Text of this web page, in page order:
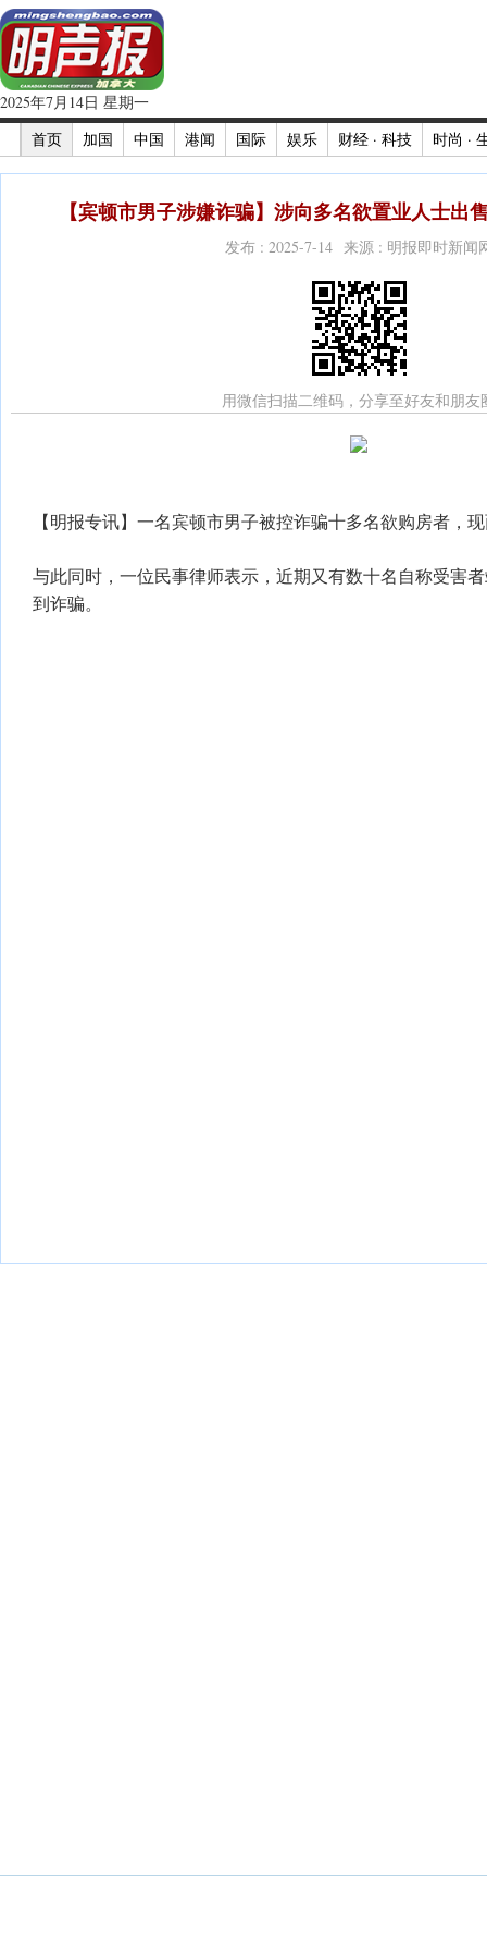
2025年7月14日 星期一
首页
加国 中国 港闻 国际 娱乐 财经 · 科技 时尚 ·
【宾顿市男子涉嫌诈骗】涉向多名欲置业人士出
发布 : 2025-7-14 来源 : 明报即时新闻
用微信扫描二维码，分享至好友和朋友
【明报专讯】一名宾顿市男子被控诈骗十多名欲购房者，
与此同时，一位民事律师表示，近期又有数十名自称受害
到诈骗。